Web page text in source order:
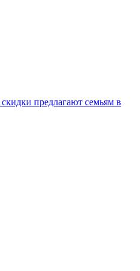
предлагают семьям в